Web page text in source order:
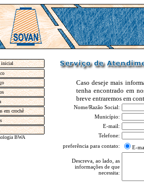
inicial
em crochê
BWA
Caso deseje mais
tenha encontrado em
breve entraremos em
Nome/Razão Social:
Município:
E-mail:
Telefone:
preferência para contato:
E-
Descreva, ao lado, as
informações de que
necessita: